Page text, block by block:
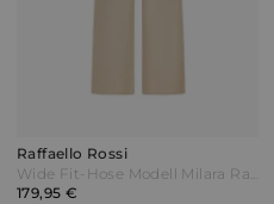
Raffaello Rossi
Wide Fit-Hose Modell Milara Raffaello Rossi beige
179,95 €